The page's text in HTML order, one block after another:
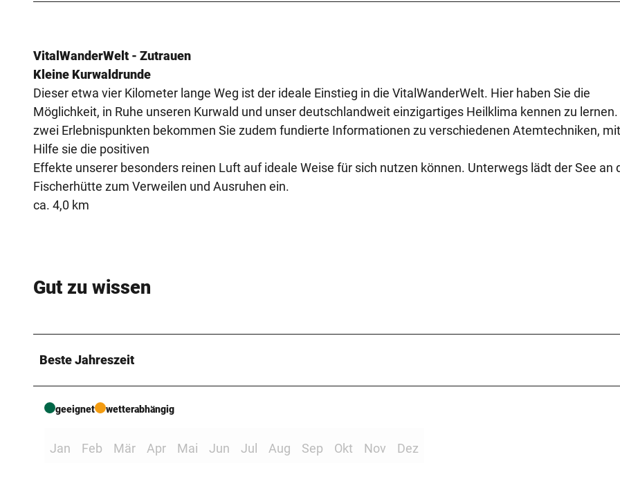
VitalWanderWelt - Zutrauen
Kleine Kurwaldrunde
Dieser etwa vier Kilometer lange Weg ist der ideale Einstieg in die VitalWanderWelt. Hier haben Sie die
Möglichkeit, in Ruhe unseren Kurwald und unser deutschlandweit einzigartiges Heilklima kennen zu
zwei Erlebnispunkten bekommen Sie zudem fundierte Informationen zu verschiedenen Atemtechniken,
Hilfe sie die positiven
Effekte unserer besonders reinen Luft auf ideale Weise für sich nutzen können. Unterwegs lädt der See an
Fischerhütte zum Verweilen und Ausruhen ein.
ca. 4,0 km
Gut zu wissen
Beste Jahreszeit
geeignet wetterabhängig
Jan Feb Mär Apr Mai Jun Jul Aug Sep Okt Nov Dez